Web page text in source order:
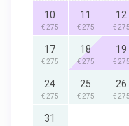
10
€ 275
11
€ 275
12
€ 275
17
€ 275
18
€ 275
19
€ 275
24
€ 275
25
€ 275
26
€ 275
31